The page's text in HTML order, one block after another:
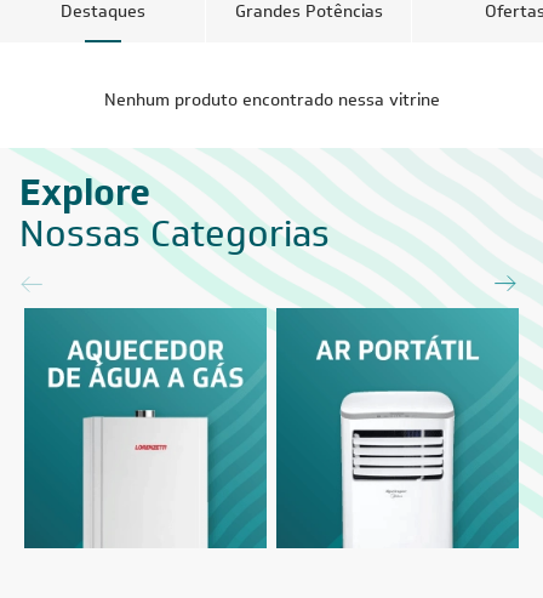
Destaques Grandes Potências
Nenhum produto encontrado nessa vitrine
Explore
Nossas Categorias